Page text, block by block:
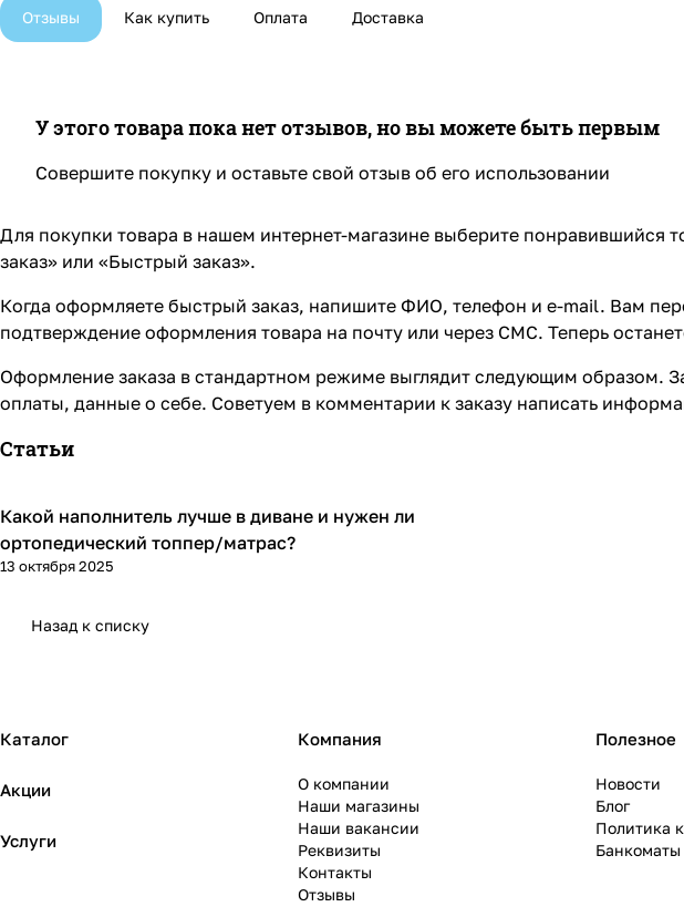
Отзывы Как купить Оплата Доставка
У этого товара пока нет отзывов, но вы можете быть первым
Совершите покупку и оставьте свой отзыв об его использовании
Для покупки товара в нашем интернет-магазине выберите понравившийся
заказ» или «Быстрый заказ».
Когда оформляете быстрый заказ, напишите ФИО, телефон и e-mail. Вам
подтверждение оформления товара на почту или через СМС. Теперь
Оформление заказа в стандартном режиме выглядит следующим образом.
оплаты, данные о себе. Советуем в комментарии к заказу написать
Статьи
Диваны и кресла
Какой наполнитель лучше в диване и нужен ли
ортопедический топпер/матрас?
13 октября 2025
Назад к списку
Каталог
Акции
Услуги
Компания
О компании
Наши магазины
Наши вакансии
Реквизиты
Контакты
Отзывы
Полезное
Новости
Блог
Политика
Банкоматы